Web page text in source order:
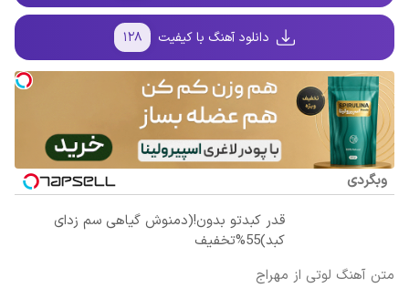
دانلود آهنگ با کیفیت ۱۲۸
وبگردی
قدر کبدتو بدون!(دمنوش گیاهی سم زدای
کبد)55%تخفیف
متن آهنگ لوتی از مهراج